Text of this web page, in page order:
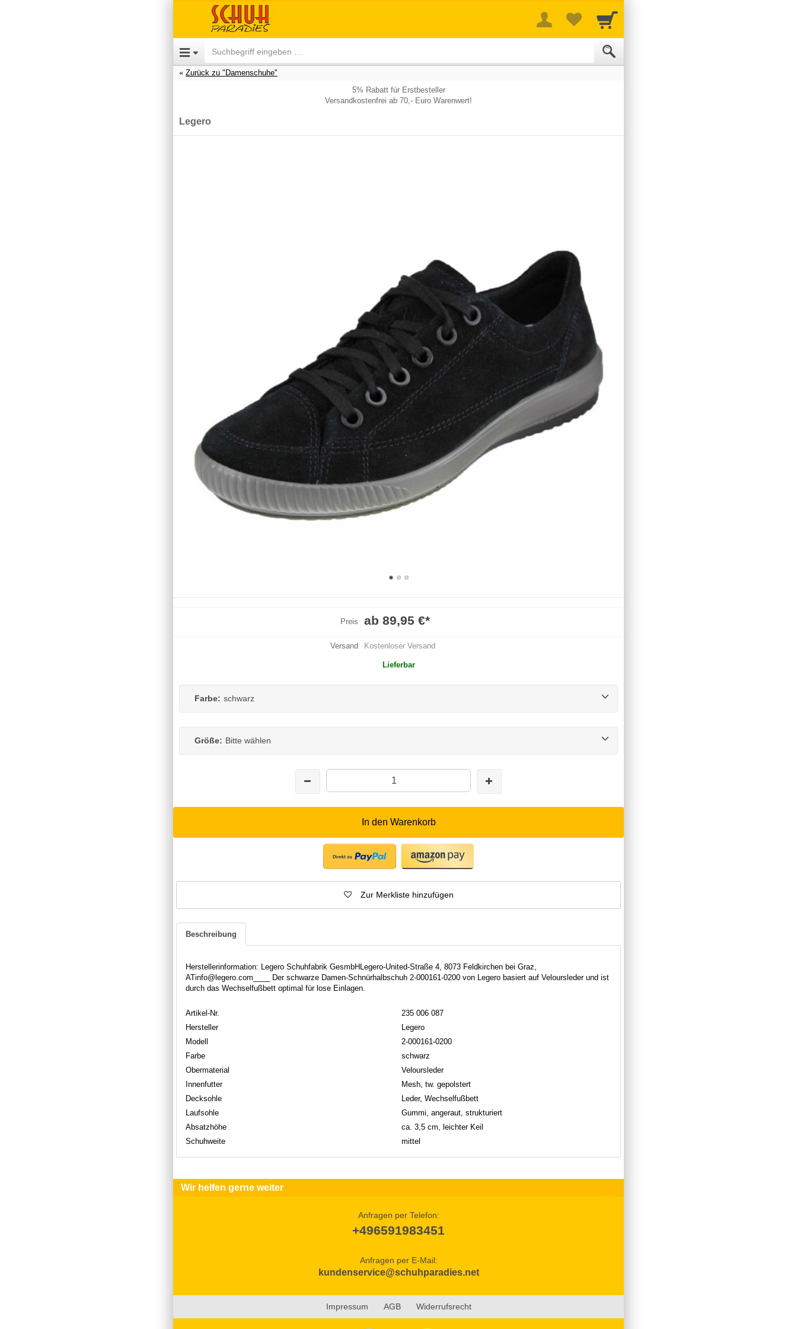
Zurück zu "Damenschuhe"
5% Rabatt für Erstbesteller
Versandkostenfrei ab 70,- Euro Warenwert!
Legero
Preis ab 89,95 €*
Versand Kostenloser Versand
Lieferbar
Farbe: schwarz
Größe: Bitte wählen
In den Warenkorb
Zur Merkliste hinzufügen
Beschreibung
Herstellerinformation: Legero Schuhfabrik GesmbHLegero-United-Straße 4, 8073 Feldkirchen bei Graz,
ATinfo@legero.com____ Der schwarze Damen-Schnürhalbschuh 2-000161-0200 von Legero basiert auf Veloursleder und ist
durch das Wechselfußbett optimal für lose Einlagen.
Artikel-Nr.
235 006 087
Hersteller
Legero
Modell
2-000161-0200
Farbe
schwarz
Obermaterial
Veloursleder
Innenfutter
Mesh, tw. gepolstert
Decksohle
Leder, Wechselfußbett
Laufsohle
Gummi, angeraut, strukturiert
Absatzhöhe
ca. 3,5 cm, leichter Keil
Schuhweite
mittel
Wir helfen gerne weiter
Anfragen per Telefon:
+496591983451
Anfragen per E-Mail:
kundenservice@schuhparadies.net
Impressum AGB Widerrufsrecht